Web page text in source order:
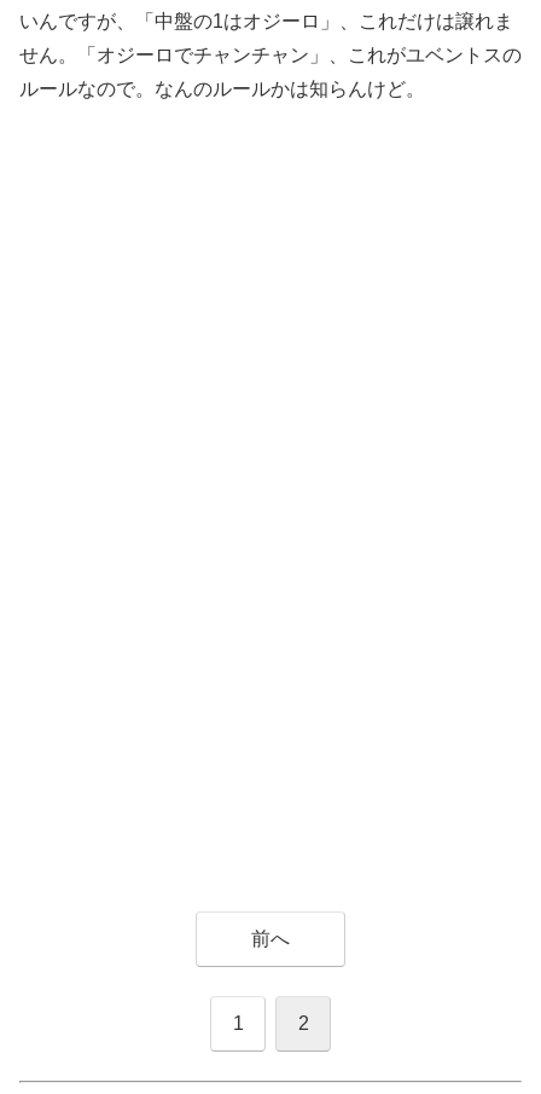
いんですが、「中盤の1はオジーロ」、これだけは譲れま
せん。「オジーロでチャンチャン」、これがユベントスの
ルールなので。なんのルールかは知らんけど。
前へ
1 2